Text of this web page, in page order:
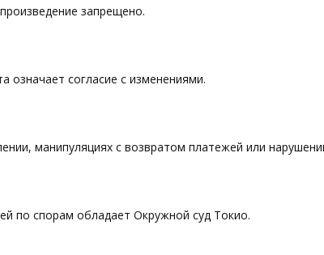
запрещено.
согласие с изменениями.
манипуляциях с возвратом платежей или
по спорам обладает Окружной суд Токио.